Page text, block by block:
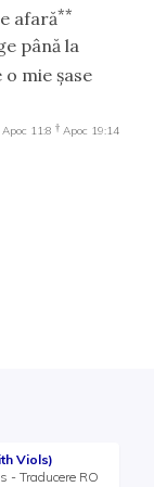
afară**
până la
mie şase
Apoc 11:8 † Apoc 19:14
Viols)
- Traducere RO